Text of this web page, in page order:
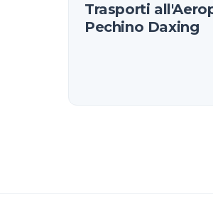
Trasporti
Pechino Daxing